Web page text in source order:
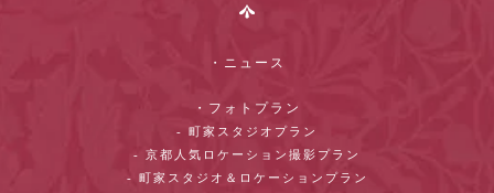
・ニュース
・フォトプラン
- 町家スタジオプラン
- 京都人気ロケーション撮影プラン
- 町家スタジオ＆ロケーションプラン